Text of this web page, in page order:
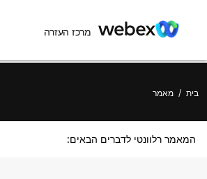
מרכז העזרה
בית / מאמר
המאמר רלוונטי לדברים הבאים: